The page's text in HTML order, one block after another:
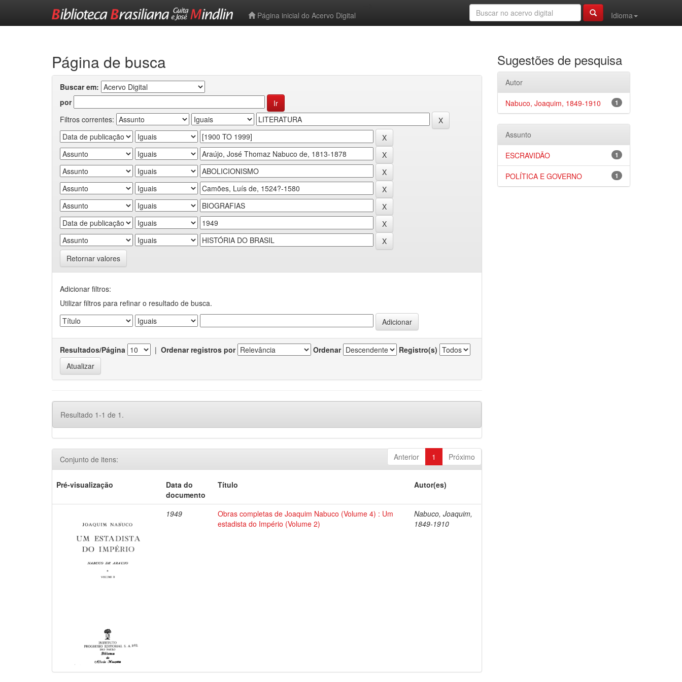
Página inicial do Acervo Digital
Idioma
Página de busca
Buscar em:
por
Filtros correntes:
Retornar valores
Adicionar filtros:
Utilizar filtros para refinar o resultado de busca.
Resultados/Página | Ordenar registros por Ordenar Registro(s)
Resultado 1-1 de 1.
Anterior 1 Próximo
Conjunto de itens:
Pré-visualização
Data do
documento
Título Autor(es)
1949
Obras completas de Joaquim Nabuco (Volume 4) : Um
estadista do Império (Volume 2)
Nabuco, Joaquim,
1849-1910
Sugestões de pesquisa
Autor
1
Nabuco, Joaquim, 1849-1910
Assunto
1
ESCRAVIDÃO
1
POLÍTICA E GOVERNO